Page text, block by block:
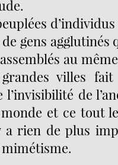
gens agglutinés
au
villes
de
et ce tout
a rien de plus